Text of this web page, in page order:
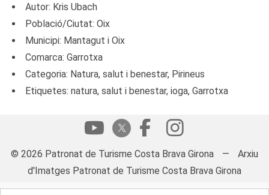
Autor: Kris Ubach
Població/Ciutat: Oix
Municipi: Mantagut i Oix
Comarca: Garrotxa
Categoria: Natura, salut i benestar, Pirineus
Etiquetes: natura, salut i benestar, ioga, Garrotxa
© 2026 Patronat de Turisme Costa Brava Girona —
Arxiu
d'Imatges Patronat de Turisme Costa Brava Girona